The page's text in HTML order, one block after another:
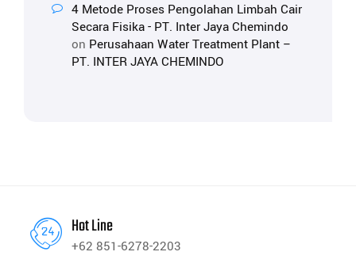
4 Metode Proses Pengolahan Limbah Cair
Secara Fisika - PT. Inter Jaya Chemindo
on Perusahaan Water Treatment Plant –
PT. INTER JAYA CHEMINDO
Hot Line
+62 851-6278-2203